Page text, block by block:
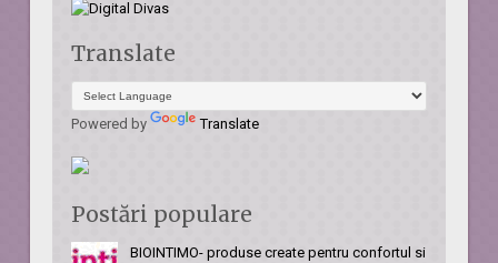
Translate
Powered by Translate
Postări populare
BIOINTIMO- produse create pentru confortul si